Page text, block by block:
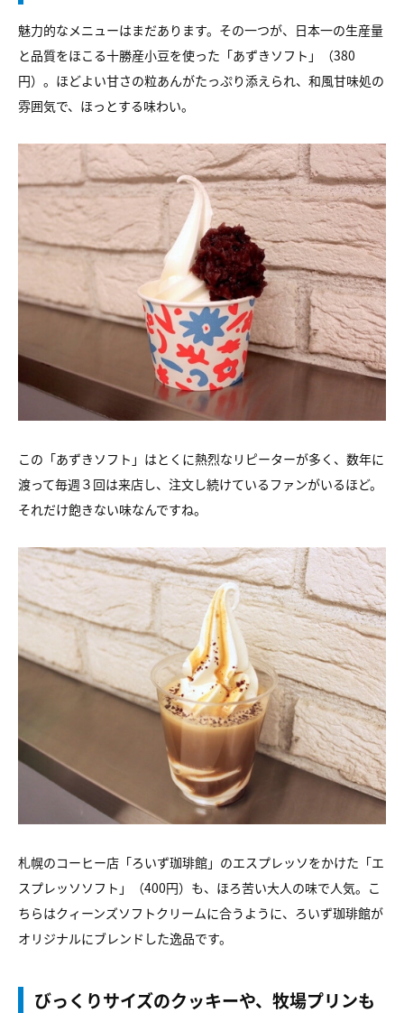
魅力的なメニューはまだあります。その一つが、日本一の生産量
と品質をほこる十勝産小豆を使った「あずきソフト」（380
円）。ほどよい甘さの粒あんがたっぷり添えられ、和風甘味処の
雰囲気で、ほっとする味わい。
この「あずきソフト」はとくに熱烈なリピーターが多く、数年に
渡って毎週３回は来店し、注文し続けているファンがいるほど。
それだけ飽きない味なんですね。
札幌のコーヒー店「ろいず珈琲館」のエスプレッソをかけた「エ
スプレッソソフト」（400円）も、ほろ苦い大人の味で人気。こ
ちらはクィーンズソフトクリームに合うように、ろいず珈琲館が
オリジナルにブレンドした逸品です。
びっくりサイズのクッキーや、牧場プリンも